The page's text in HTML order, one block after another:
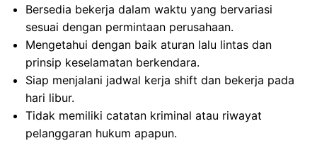
Bersedia bekerja dalam waktu yang bervariasi
sesuai dengan permintaan perusahaan.
Mengetahui dengan baik aturan lalu lintas dan
prinsip keselamatan berkendara.
Siap menjalani jadwal kerja shift dan bekerja pada
hari libur.
Tidak memiliki catatan kriminal atau riwayat
pelanggaran hukum apapun.